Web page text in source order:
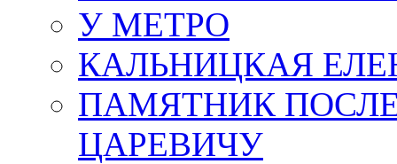
У МЕТРО
КАЛЬНИЦКАЯ
ПАМЯТНИК
ЦАРЕВИЧУ